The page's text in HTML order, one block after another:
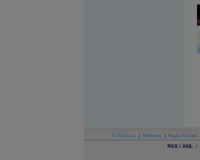
Archiv - Měsíční makroekonomické přehledy
O Patria.cz Reklama Mapa Stránek
RSS / XML |